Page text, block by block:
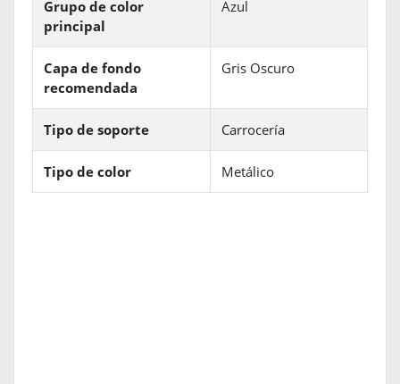
Grupo de color
principal
Azul
Capa de fondo
recomendada
Gris Oscuro
Tipo de soporte Carrocería
Tipo de color Metálico